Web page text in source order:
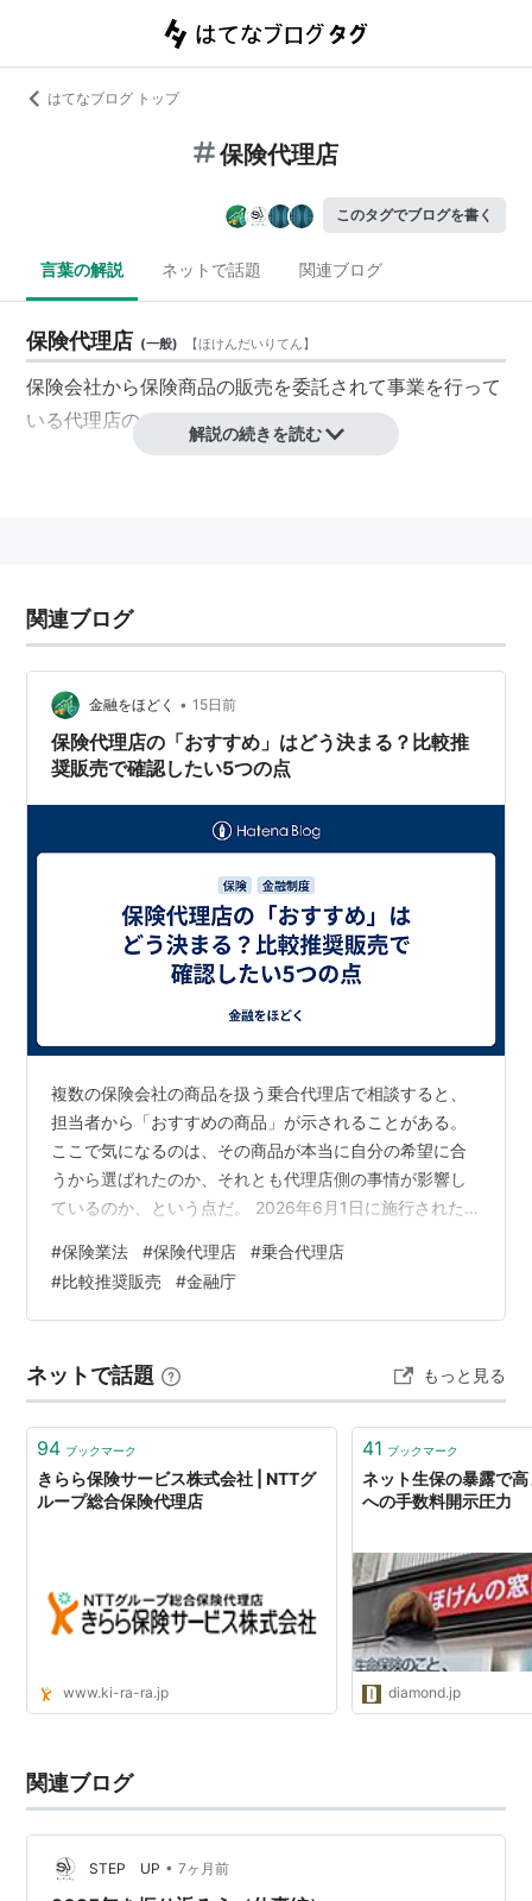
はてなブログ トップ
保険代理店
このタグでブログを書く
言葉の解説 ネットで話題 関連ブログ
保険代理店 (一般) 【ほけんだいりてん】
保険会社から保険商品の販売を委託されて事業を行って
いる代理店のこと。
解説の続きを読む
関連ブログ
金融をほどく • 15日前
保険代理店の「おすすめ」はどう決まる？比較推
奨販売で確認したい5つの点
複数の保険会社の商品を扱う乗合代理店で相談すると、
担当者から「おすすめの商品」が示されることがある。
ここで気になるのは、その商品が本当に自分の希望に合
うから選ばれたのか、それとも代理店側の事情が影響し
ているのか、という点だ。 2026年6月1日に施行された
理店の管理体制が強化され、比較説明や推奨販売の適正
化も進められた。ただし、制度が変わったからといっ
て、相談者が何も確認しなくてよくなったわけではな
な流れで行われるのかを整理し、契約前に聞いておきた
い5つの質問を示す。 この記事の要点 乗合代理…
#保険業法 #保険代理店 #乗合代理店
#比較推奨販売 #金融庁
ネットで話題 もっと見る
94 ブックマーク
きらら保険サービス株式会社 | NTTグ
ループ総合保険代理店
www.ki-ra-ra.jp
41 ブックマーク
ネット生保の暴露で
への手数料開示圧力
diamond.jp
関連ブログ
STEP UP • 7ヶ月前